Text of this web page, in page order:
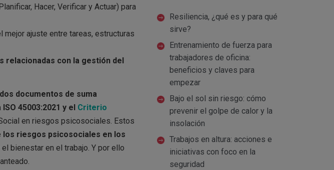
Hacer, Verificar y Actuar) para
mejor ajuste entre tareas, estructuras
relacionadas con la gestión del
documentos de suma
45003:2021 y el Criterio
en riesgos psicosociales. Estos
los riesgos psicosociales en los
bienestar en el trabajo. Y por ello
Resiliencia, ¿qué es y para qué
sirve?
Entrenamiento de fuerza para
trabajadores de oficina:
beneficios y claves para
empezar
Bajo el sol sin riesgo: cómo
prevenir el golpe de calor y la
insolación
Trabajos en altura: acciones e
iniciativas con foco en la
seguridad